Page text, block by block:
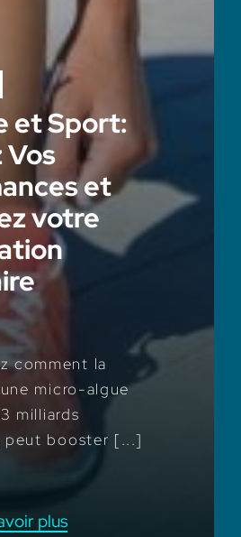
et Sport:
et
votre
comment la
micro-algue
milliards
peut booster [...]
plus